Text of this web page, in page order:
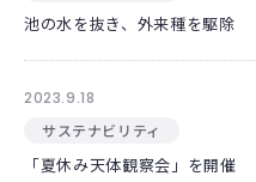
池の水を抜き、外来種を駆除
2023.9.18
サステナビリティ
「夏休み天体観察会」を開催